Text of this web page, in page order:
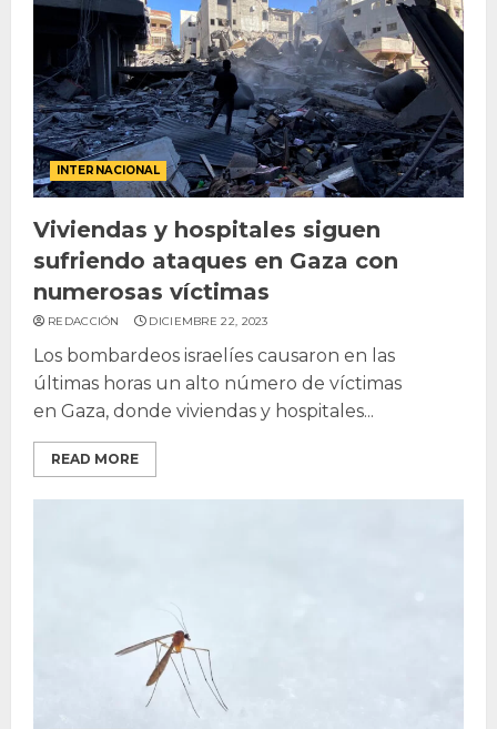
INTERNACIONAL
Viviendas y hospitales siguen
sufriendo ataques en Gaza con
numerosas víctimas
REDACCIÓN DICIEMBRE 22, 2023
Los bombardeos israelíes causaron en las
últimas horas un alto número de víctimas
en Gaza, donde viviendas y hospitales...
READ MORE